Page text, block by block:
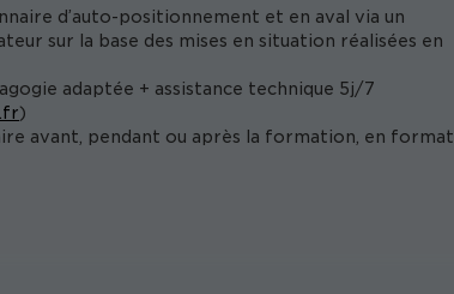
d’auto-positionnement et en aval via un
sur la base des mises en situation réalisées en
adaptée + assistance technique 5j/7
)
avant, pendant ou après la formation, en format